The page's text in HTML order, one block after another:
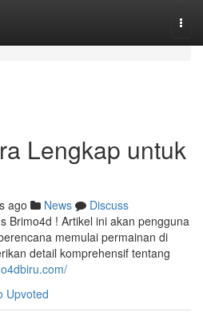
Lengkap untuk
ago News
Discuss
Brimo4d ! Artikel ini akan pengguna
memulai permainan di
detail komprehensif tentang
Upvoted